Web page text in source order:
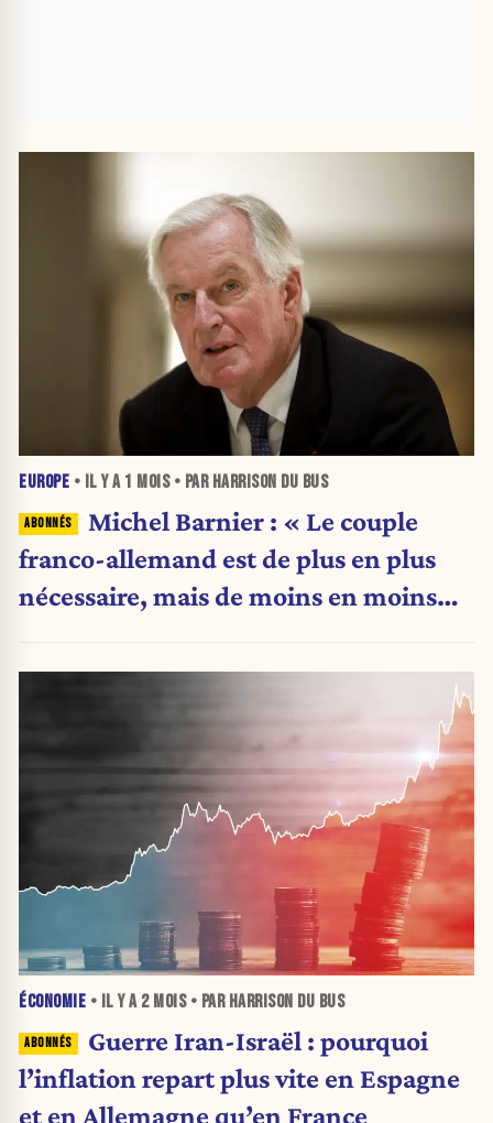
EUROPE • IL Y A 1 MOIS• PAR HARRISON DU BUS
Michel Barnier : « Le couple
franco-allemand est de plus en plus
nécessaire, mais de moins en moins
ÉCONOMIE • IL Y A 2 MOIS• PAR HARRISON DU BUS
Guerre Iran-Israël : pourquoi
l’inflation repart plus vite en Espagne
et en Allemagne qu’en France